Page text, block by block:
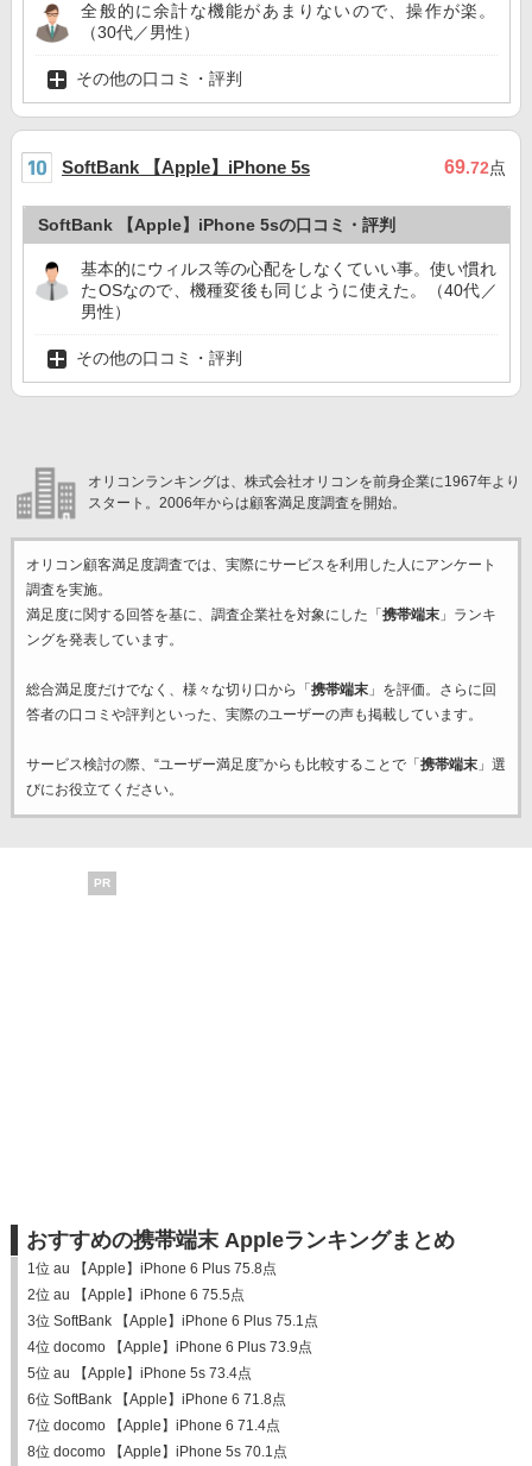
全般的に余計な機能があまりないので、操作が楽。
（30代／男性）
その他の口コミ・評判
SoftBank 【Apple】iPhone 5s 69.72点
SoftBank 【Apple】iPhone 5sの口コミ・評判
基本的にウィルス等の心配をしなくていい事。使い慣れ
たOSなので、機種変後も同じように使えた。（40代／
男性）
その他の口コミ・評判
オリコンランキングは、株式会社オリコンを前身企業に1967年より
スタート。2006年からは顧客満足度調査を開始。
オリコン顧客満足度調査では、実際にサービスを利用した 人にアンケート
調査を実施。
満足度に関する回答を基に、調査企業社を対象にした「 携帯端末」ランキ
ングを発表しています。
総合満足度だけでなく、様々な切り口から「 携帯端末」を評価。さらに回
答者の口コミや評判といった、実際のユーザーの声も掲載しています。
サービス検討の際、“ユーザー満足度”からも比較することで「 携帯端末」選
びにお役立てください。
PR
おすすめの携帯端末 Appleランキングまとめ
1位 au 【Apple】iPhone 6 Plus 75.8点
2位 au 【Apple】iPhone 6 75.5点
3位 SoftBank 【Apple】iPhone 6 Plus 75.1点
4位 docomo 【Apple】iPhone 6 Plus 73.9点
5位 au 【Apple】iPhone 5s 73.4点
6位 SoftBank 【Apple】iPhone 6 71.8点
7位 docomo 【Apple】iPhone 6 71.4点
8位 docomo 【Apple】iPhone 5s 70.1点